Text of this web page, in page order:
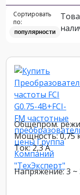
Сортировать
по:
популярности
Общепром.
Мощность: 0,75
Ток: 2,3 А
Напряжение: 3 ~